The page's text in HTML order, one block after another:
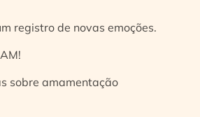
registro de novas emoções.
sobre amamentação